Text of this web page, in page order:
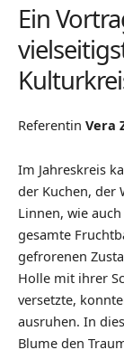
Ein
Referentin Vera
Im Jahreskreis
der Kuchen, der
Linnen, wie
gesamte
gefrorenen
Holle mit ihrer
versetzte,
ausruhen. In
Blume den